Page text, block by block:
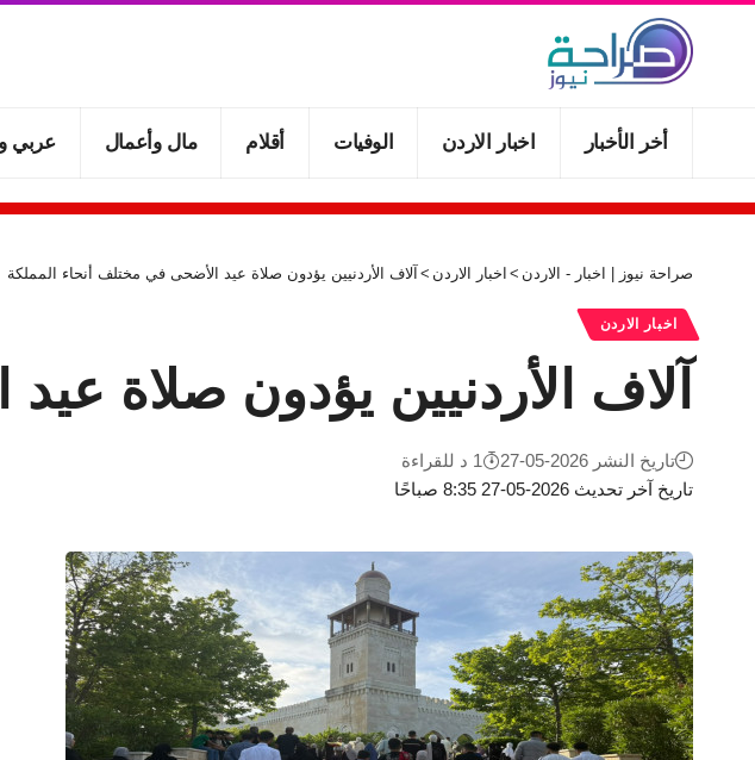
أخر الأخبار اخبار الاردن الوفيات أقلام مال وأعمال عربي
صراحة نيوز | اخبار - الاردن > اخبار الاردن > آلاف الأردنيين يؤدون صلاة عيد الأضحى في مختلف أنحاء المملكة
اخبار الاردن
آلاف الأردنيين يؤدون صلاة
تاريخ آخر تحديث 2026-05-27 8:35 صباحًا
تاريخ النشر 2026-05-27 1 د للقراءة